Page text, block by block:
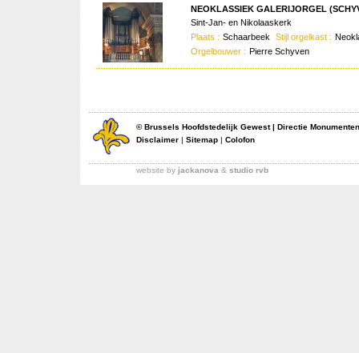
NEOKLASSIEK GALERIJORGEL
Sint-Jan- en Nikolaaskerk
Plaats : Schaarbeek Stijl orgelkast :
Orgelbouwer : Pierre Schyven
©Brussels Hoofdstedelijk Gewest| Directie
Disclaimer | Sitemap | Colofon
website by jackanova & studio rvb